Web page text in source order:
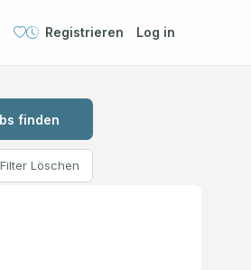
Registrieren Log in
finden
Löschen